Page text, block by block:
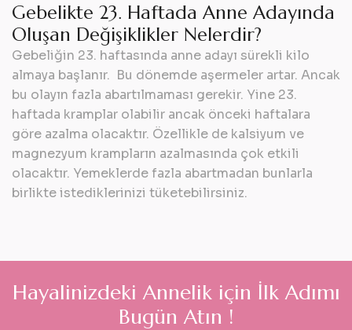
Gebelikte 23. Haftada Anne Adayında
Oluşan Değişiklikler Nelerdir?
Gebeliğin 23. haftasında anne adayı sürekli kilo
almaya başlanır. Bu dönemde aşermeler artar. Ancak
bu olayın fazla abartılmaması gerekir. Yine 23.
haftada kramplar olabilir ancak önceki haftalara
göre azalma olacaktır. Özellikle de kalsiyum ve
magnezyum krampların azalmasında çok etkili
olacaktır. Yemeklerde fazla abartmadan bunlarla
birlikte istediklerinizi tüketebilirsiniz.
Hayalinizdeki Annelik için İlk Adımı
Bugün Atın !